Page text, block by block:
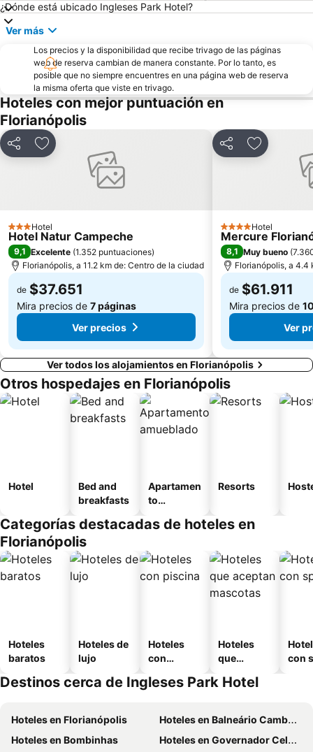
Mercado Público
Moçambique
Centro Integrado de Cultura
Fortaleza Santo Antônio de Ratones
de Palmas
Cruz e Souza Palace
Retiro dos Padres
Naufragados
Estaleirinho
XV de Novembro Square
¿Dónde está ubicado Ingleses Park Hotel?
Ver más
Los precios y la disponibilidad que recibe trivago de las páginas
web de reserva cambian de manera constante. Por lo tanto, es
posible que no siempre encuentres en una página web de reserva
la misma oferta que viste en trivago.
Hoteles con mejor puntuación en
Florianópolis
CompartirAgregar a favoritos
3 Estrellas
Hotel
Hotel Natur Campeche
9,1 Excelente (1.352 puntuaciones)
Florianópolis, a 11.2 km de: Centro de la ciudad
de $37.651
Mira precios de 7 páginas
Ver precios
CompartirAgregar a
4 Estrellas
Hotel
Mercure
8,1 Muy bueno (
Florianópolis, a 4.4
de $61.911
Mira precios de
Ver
Ver todos los alojamientos en Florianópolis
Otros hospedajes en Florianópolis
Hotel
Bed and
breakfasts
Apartamen
to
o
Resorts
Categorías destacadas de hoteles en
Florianópolis
Hoteles
baratos
Hoteles de
lujo
Hoteles
con
Hoteles
que
mascotas
con
Destinos cerca de Ingleses Park Hotel
Hoteles en Florianópolis
Hoteles en Balneário Camboriú
Hoteles en Bombinhas
Hoteles en Governador Celso Ramos